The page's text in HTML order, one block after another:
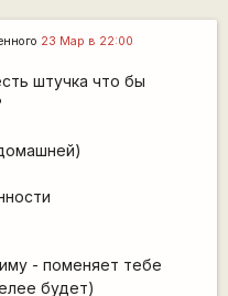
23 Мар в 22:00
штучка что бы
- поменяет тебе
будет)